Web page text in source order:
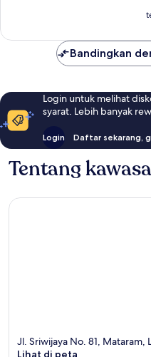
Bandingkan
Login untuk melihat
syarat. Lebih banyak
Login Daftar sekarang,
Tentang
Jl. Sriwijaya No. 81, Mataram,
Lihat di peta